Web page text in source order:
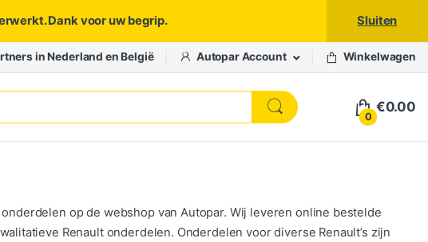
Dank voor uw begrip. Sluiten
in Nederland en België Autopar Account Winkelwagen
0
€0.00
op de webshop van Autopar. Wij leveren online bestelde
Renault onderdelen. Onderdelen voor diverse Renault’s zijn